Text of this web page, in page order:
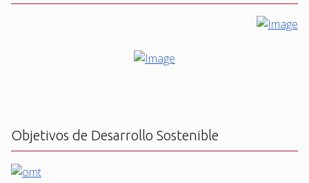
Objetivos de Desarrollo Sostenible